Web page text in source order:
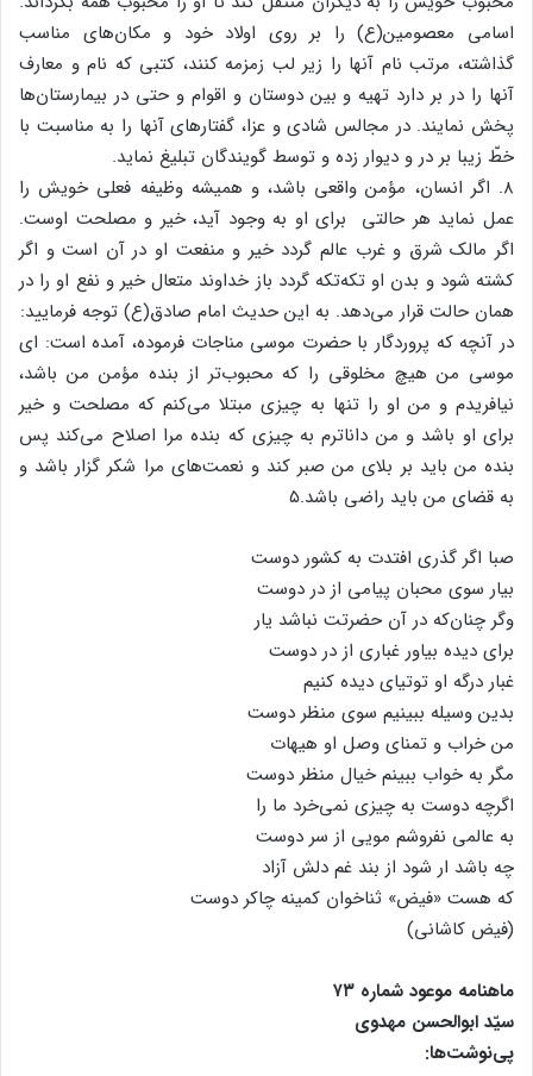
اسامی معصومین(ع) را بر روی اولاد خود و مکان‌های مناسب
گذاشته، مرتب نام آنها را زیر لب زمزمه کنند، کتبی که نام و معارف
آنها را در بر دارد تهیه و بین دوستان و اقوام و حتی در بیمارستان‌ها
پخش نمایند. در مجالس شادی و عزا، گفتار‌های آنها را به مناسبت با
خطّ زیبا بر در و دیوار زده و توسط گویندگان تبلیغ نماید.
۸. اگر انسان، مؤمن واقعی باشد، و همیشه وظیفه فعلی خویش را
عمل نماید هر حالتی برای او به وجود آید، خیر و مصلحت اوست.
اگر مالک شرق و غرب عالم گردد خیر و منفعت او در آن است و اگر
کشته شود و بدن او تکه‌تکه گردد باز خداوند متعال خیر و نفع او را در
همان حالت قرار می‌دهد. به این حدیث امام صادق(ع) توجه فرمایید:
در آنچه که پروردگار با حضرت موسی مناجات فرموده، آمده است: ای
موسی من هیچ مخلوقی را که محبوب‌تر از بنده مؤمن من باشد،
نیافریدم و من او را تنها به چیزی مبتلا می‌کنم که مصلحت و خیر
برای او باشد و من داناترم به چیزی که بنده مرا اصلاح می‌کند پس
بنده من باید بر بلای من صبر کند و نعمت‌های مرا شکر گزار باشد و
به قضای من باید راضی باشد.۵
صبا اگر گذری افتدت به کشور دوست
بیار سوی محبان پیامی از در دوست
وگر چنان‌که در آن حضرتت نباشد یار
برای دیده بیاور غباری از در دوست
غبار درگه او توتیای دیده کنیم
بدین وسیله ببینیم سوی منظر دوست
من خراب و تمنای وصل او هیهات
مگر به خواب ببینم خیال منظر دوست
اگرچه دوست به چیزی نمی‌خرد ما را
به عالمی نفروشم مویی از سر دوست
چه باشد ار شود از بند غم دلش آزاد
که هست «فیض» ثناخوان کمینه چاکر دوست
(فیض کاشانی)
ماهنامه موعود شماره ۷۳
سیّد ابوالحسن مهدوی
پی‌نوشت‌ها: